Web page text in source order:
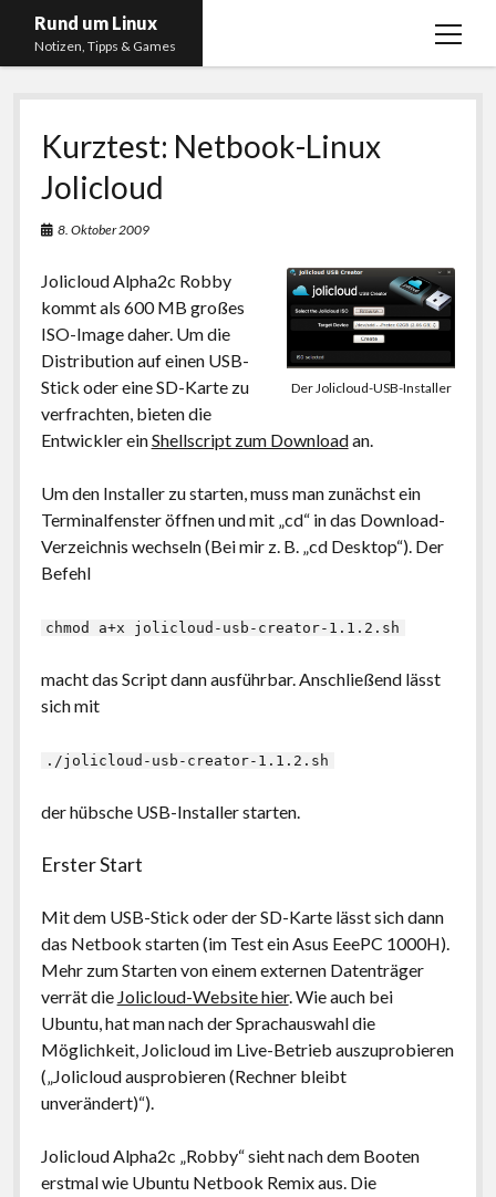
Rund um Linux
Notizen, Tipps & Games
Menü
Startseite
Linux
Gaming
RSS, Social Media, YouTube & Twitch
Impressum
Datenschutzerklärung
twitterinstagram
youtubetwitch
Kurztest: Netbook-Linux
Jolicloud
8. Oktober 2009
Der Jolicloud-USB-Installer
Jolicloud Alpha2c Robby
kommt als 600 MB großes
ISO-Image daher. Um die
Distribution auf einen USB-
Stick oder eine SD-Karte zu
verfrachten, bieten die
Entwickler einShellscript zum Downloadan.
Um den Installer zu starten, muss man zunächst ein
Terminalfenster öffnen und mit „cd“ in das Download-
Verzeichnis wechseln (Bei mir z. B. „cd Desktop“). Der
Befehl
chmod a+x jolicloud-usb-creator-1.1.2.sh
macht das Script dann ausführbar. Anschließend lässt
sich mit
./jolicloud-usb-creator-1.1.2.sh
der hübsche USB-Installer starten.
Erster Start
Mit dem USB-Stick oder der SD-Karte lässt sich dann
das Netbook starten (im Test ein Asus EeePC 1000H).
Mehr zum Starten von einem externen Datenträger
verrät die Jolicloud-Website hier. Wie auch bei
Ubuntu, hat man nach der Sprachauswahl die
Möglichkeit, Jolicloud im Live-Betrieb auszuprobieren
(„Jolicloud ausprobieren (Rechner bleibt
unverändert)“).
Jolicloud Alpha2c „Robby“ sieht nach dem Booten
erstmal wie Ubuntu Netbook Remix aus. Die